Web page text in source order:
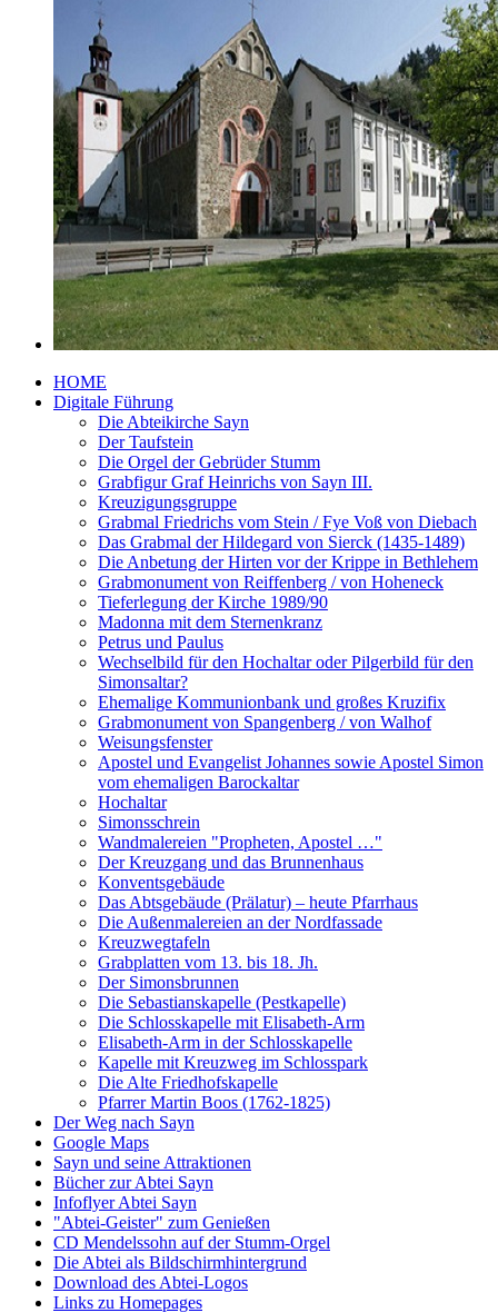
HOME
Digitale Führung
Die Abteikirche Sayn
Der Taufstein
Die Orgel der Gebrüder Stumm
Grabfigur Graf Heinrichs von Sayn III.
Kreuzigungsgruppe
Grabmal Friedrichs vom Stein / Fye Voß von Diebach
Das Grabmal der Hildegard von Sierck (1435-1489)
Die Anbetung der Hirten vor der Krippe in Bethlehem
Grabmonument von Reiffenberg / von Hoheneck
Tieferlegung der Kirche 1989/90
Madonna mit dem Sternenkranz
Petrus und Paulus
Wechselbild für den Hochaltar oder Pilgerbild für den
Simonsaltar?
Ehemalige Kommunionbank und großes Kruzifix
Grabmonument von Spangenberg / von Walhof
Weisungsfenster
Apostel und Evangelist Johannes sowie Apostel Simon
vom ehemaligen Barockaltar
Hochaltar
Simonsschrein
Wandmalereien "Propheten, Apostel …"
Der Kreuzgang und das Brunnenhaus
Konventsgebäude
Das Abtsgebäude (Prälatur) – heute Pfarrhaus
Die Außenmalereien an der Nordfassade
Kreuzwegtafeln
Grabplatten vom 13. bis 18. Jh.
Der Simonsbrunnen
Die Sebastianskapelle (Pestkapelle)
Die Schlosskapelle mit Elisabeth-Arm
Elisabeth-Arm in der Schlosskapelle
Kapelle mit Kreuzweg im Schlosspark
Die Alte Friedhofskapelle
Pfarrer Martin Boos (1762-1825)
Der Weg nach Sayn
Google Maps
Sayn und seine Attraktionen
Bücher zur Abtei Sayn
Infoflyer Abtei Sayn
"Abtei-Geister" zum Genießen
CD Mendelssohn auf der Stumm-Orgel
Die Abtei als Bildschirmhintergrund
Download des Abtei-Logos
Links zu Homepages